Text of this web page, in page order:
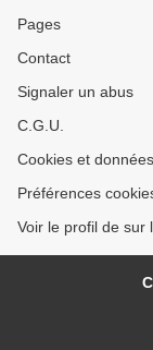
Pages
Contact
Signaler un abus
C.G.U.
Cookies et
Préférences
Voir le profil de sur